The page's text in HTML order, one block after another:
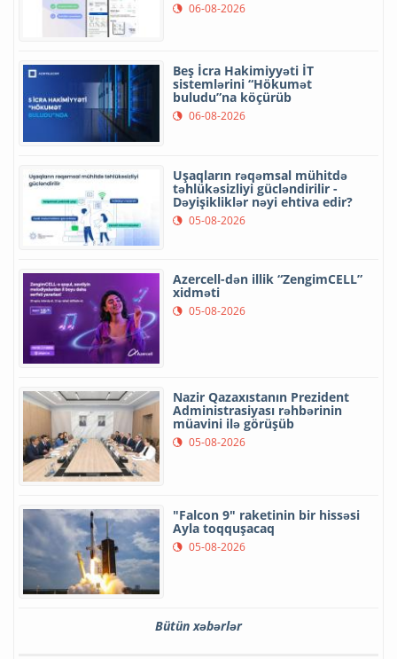
06-08-2026
Beş İcra Hakimiyyəti İT
sistemlərini “Hökumət
buludu”na köçürüb
06-08-2026
Uşaqların rəqəmsal mühitdə
təhlükəsizliyi gücləndirilir -
Dəyişikliklər nəyi ehtiva edir?
05-08-2026
Azercell-dən illik “ZengimCELL”
xidməti
05-08-2026
Nazir Qazaxıstanın Prezident
Administrasiyası rəhbərinin
müavini ilə görüşüb
05-08-2026
"Falcon 9" raketinin bir hissəsi
Ayla toqquşacaq
05-08-2026
Bütün xəbərlər